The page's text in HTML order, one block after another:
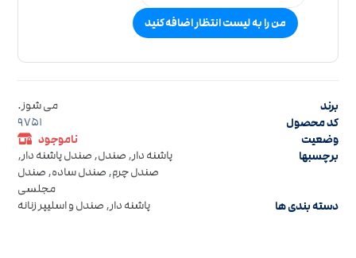
من را به لیست انتظار اضافه کنید
برند می شوز.
کد محصول 9751
وضعیت
ناموجود
برچسبها
پاشنه دار, صندل, صندل پاشنه دار,
صندل چرم, صندل ساده, صندل
مجلسی
دسته بندی ها پاشنه دار, صندل و اسلیپر زنانه